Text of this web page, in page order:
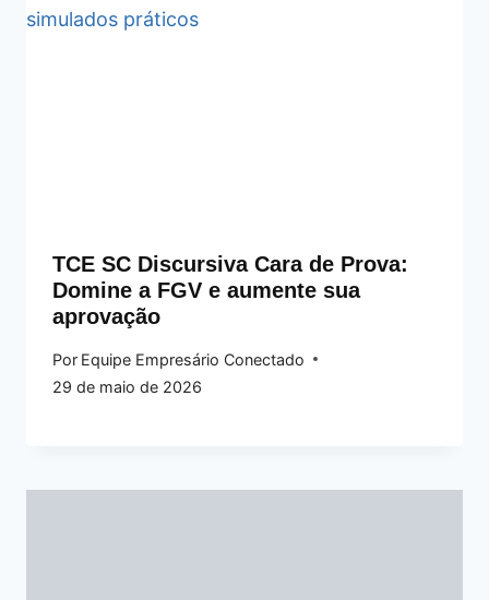
TCE SC Discursiva Cara de Prova:
Domine a FGV e aumente sua
aprovação
Por Equipe Empresário Conectado
29 de maio de 2026